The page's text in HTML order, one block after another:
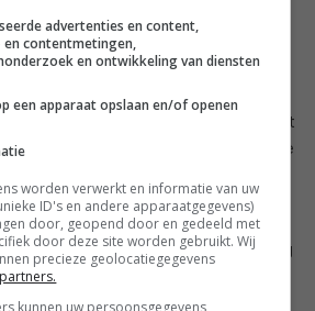
het toevoegen van de capsules en
houdt de temperatuur in de
manier voorkomt het apparaat dat
bacteriën. Dat laatste kan bij het
soms nog wel eens lastig zijn. Doordat
hoef je ook niet heel veel op te
de HomeBrew makkelijk schoon te
de bierbrouwers is weten we nog
wanneer het apparaat op de
advertenties en content,
contentmetingen,
en ontwikkeling van diensten
een apparaat opslaan en/of openen
worden verwerkt en informatie van uw
ID's en andere apparaatgegevens)
door, geopend door en gedeeld met
door deze site worden gebruikt. Wij
precieze geolocatiegegevens
kunnen uw persoonsgegevens